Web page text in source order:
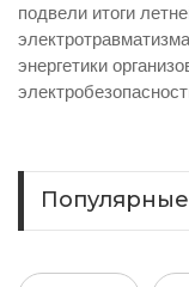
подвели итоги
энергетики
Популярные